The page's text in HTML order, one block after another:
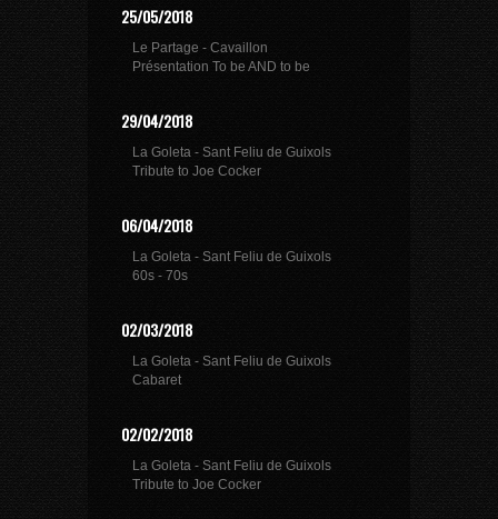
25/05/2018
Le Partage - Cavaillon
Présentation To be AND to be
29/04/2018
La Goleta - Sant Feliu de Guixols
Tribute to Joe Cocker
06/04/2018
La Goleta - Sant Feliu de Guixols
60s - 70s
02/03/2018
La Goleta - Sant Feliu de Guixols
Cabaret
02/02/2018
La Goleta - Sant Feliu de Guixols
Tribute to Joe Cocker